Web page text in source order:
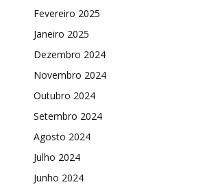
Fevereiro 2025
Janeiro 2025
Dezembro 2024
Novembro 2024
Outubro 2024
Setembro 2024
Agosto 2024
Julho 2024
Junho 2024